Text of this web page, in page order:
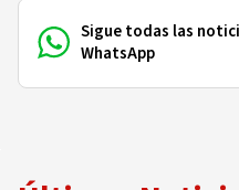
Sigue todas las
WhatsApp